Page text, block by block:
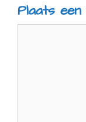
Plaats
Reactie